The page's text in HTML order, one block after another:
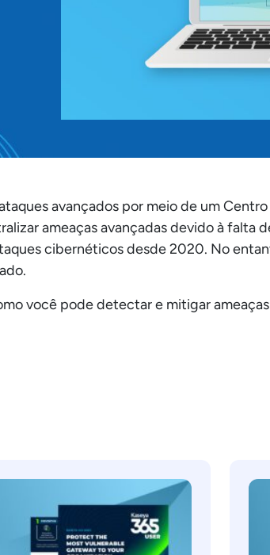
avançados por meio de um
ameaças avançadas devido à falta
cibernéticos desde 2020. No
você pode detectar e mitigar